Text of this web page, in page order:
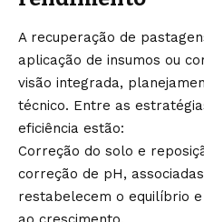
A recuperação de
aplicação de insumos ou
visão integrada,
técnico. Entre as
eficiência estão:
Correção do solo e
correção de pH,
restabelecem o equilíbrio